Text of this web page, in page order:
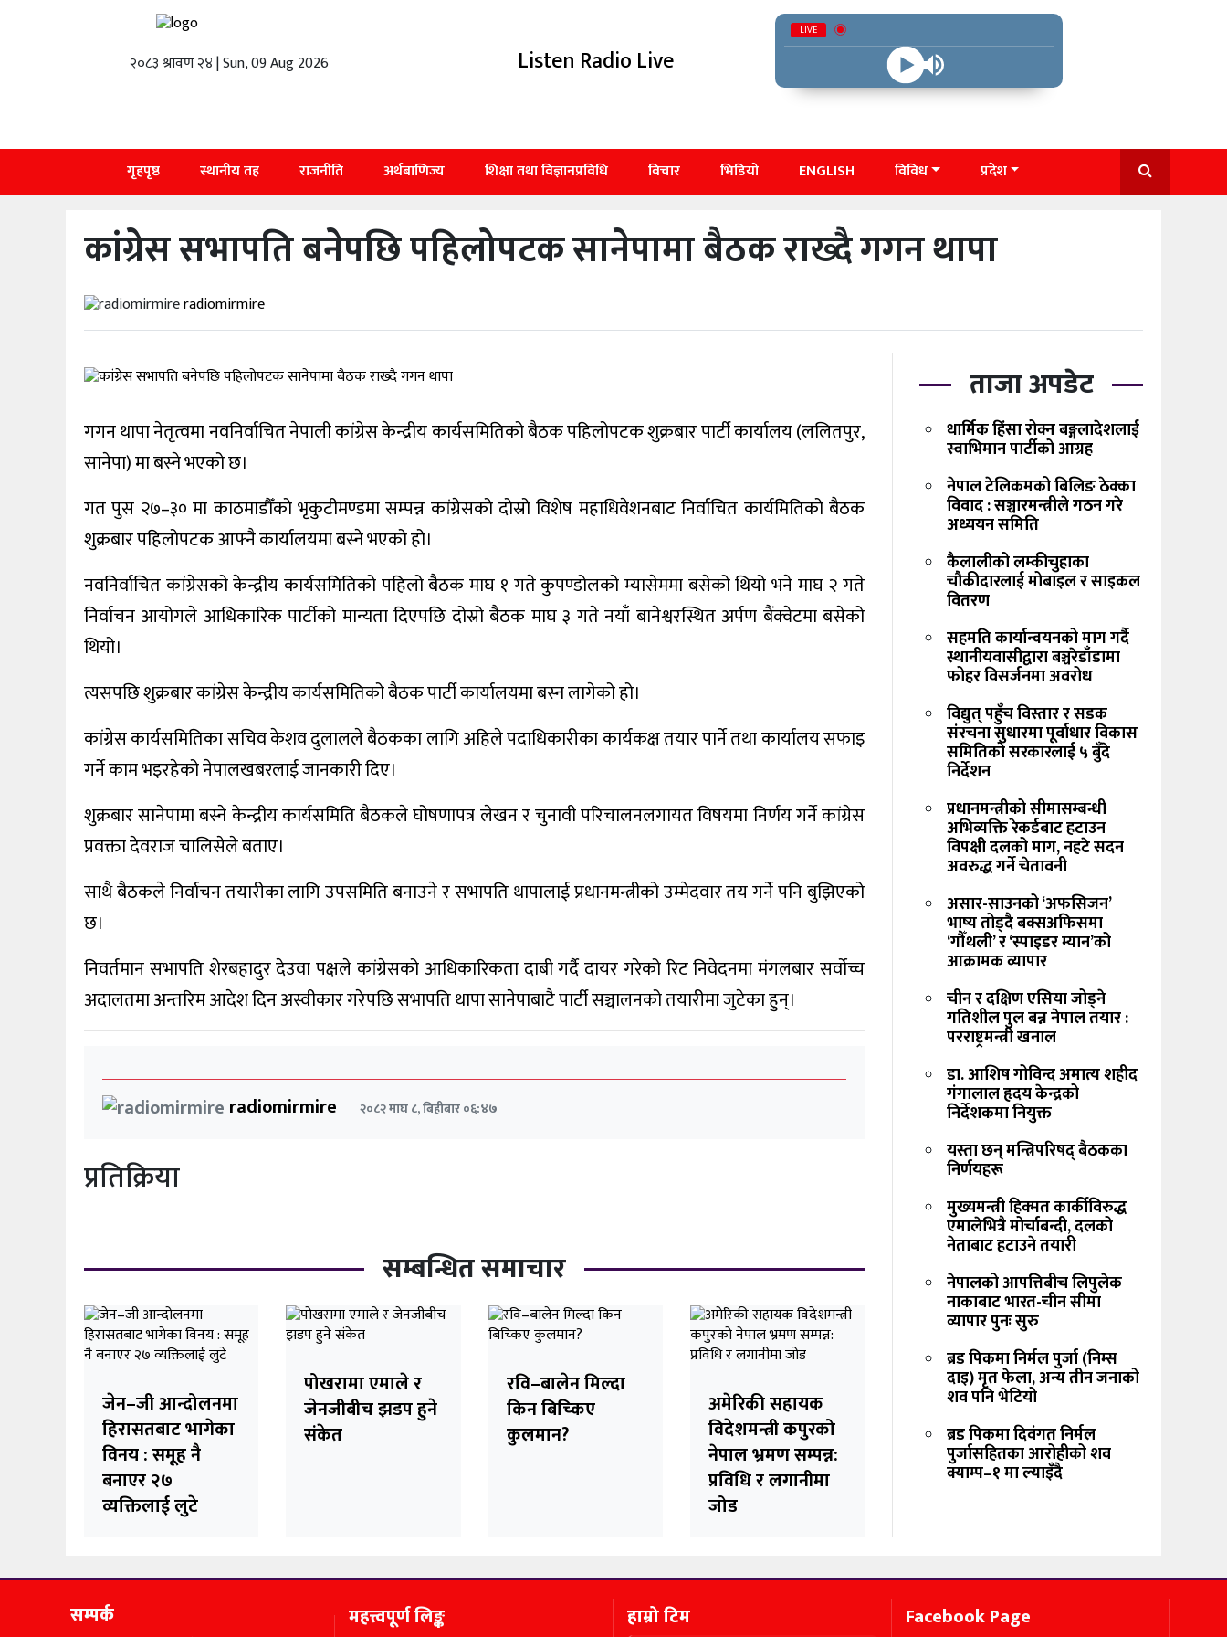
२०८३ श्रावण २४ | Sun, 09 Aug 2026 Listen Radio Live
LIVE
गृहपृष्ठ स्थानीय तह राजनीति अर्थबाणिज्य शिक्षा तथा विज्ञानप्रविधि विचार भिडियो ENGLISH विविध प्रदेश
कांग्रेस सभापति बनेपछि पहिलोपटक सानेपामा बैठक राख्दै गगन थापा
radiomirmire
गगन थापा नेतृत्वमा नवनिर्वाचित नेपाली कांग्रेस केन्द्रीय कार्यसमितिको बैठक पहिलोपटक शुक्रबार पार्टी कार्यालय (ललितपुर,
सानेपा) मा बस्ने भएको छ।
गत पुस २७–३० मा काठमाडौँको भृकुटीमण्डमा सम्पन्न कांग्रेसको दोस्रो विशेष महाधिवेशनबाट निर्वाचित कार्यमितिको बैठक
शुक्रबार पहिलोपटक आफ्नै कार्यालयमा बस्ने भएको हो।
नवनिर्वाचित कांग्रेसको केन्द्रीय कार्यसमितिको पहिलो बैठक माघ १ गते कुपण्डोलको म्यासेममा बसेको थियो भने माघ २ गते
निर्वाचन आयोगले आधिकारिक पार्टीको मान्यता दिएपछि दोस्रो बैठक माघ ३ गते नयाँ बानेश्वरस्थित अर्पण बैंक्वेटमा बसेको
थियो।
त्यसपछि शुक्रबार कांग्रेस केन्द्रीय कार्यसमितिको बैठक पार्टी कार्यालयमा बस्न लागेको हो।
कांग्रेस कार्यसमितिका सचिव केशव दुलालले बैठकका लागि अहिले पदाधिकारीका कार्यकक्ष तयार पार्ने तथा कार्यालय सफाइ
गर्ने काम भइरहेको नेपालखबरलाई जानकारी दिए।
शुक्रबार सानेपामा बस्ने केन्द्रीय कार्यसमिति बैठकले घोषणापत्र लेखन र चुनावी परिचालनलगायत विषयमा निर्णय गर्ने कांग्रेस
प्रवक्ता देवराज चालिसेले बताए।
साथै बैठकले निर्वाचन तयारीका लागि उपसमिति बनाउने र सभापति थापालाई प्रधानमन्त्रीको उम्मेदवार तय गर्ने पनि बुझिएको
छ।
निवर्तमान सभापति शेरबहादुर देउवा पक्षले कांग्रेसको आधिकारिकता दाबी गर्दै दायर गरेको रिट निवेदनमा मंगलबार सर्वोच्च
अदालतमा अन्तरिम आदेश दिन अस्वीकार गरेपछि सभापति थापा सानेपाबाटै पार्टी सञ्चालनको तयारीमा जुटेका हुन्।
radiomirmire २०८२ माघ ८, बिहीबार ०६:४७
प्रतिक्रिया
सम्बन्धित समाचार
जेन–जी आन्दोलनमा
हिरासतबाट भागेका
विनय : समूह नै
बनाएर २७
व्यक्तिलाई लुटे
पोखरामा एमाले र
जेनजीबीच झडप हुने
संकेत
रवि–बालेन मिल्दा
किन बिच्किए
कुलमान?
अमेरिकी सहायक
विदेशमन्त्री कपुरको
नेपाल भ्रमण सम्पन्न:
प्रविधि र लगानीमा
जोड
ताजा अपडेट
धार्मिक हिंसा रोक्न बङ्गलादेशलाई
स्वाभिमान पार्टीको आग्रह
नेपाल टेलिकमको बिलिङ ठेक्का
विवाद : सञ्चारमन्त्रीले गठन गरे
अध्ययन समिति
कैलालीको लम्कीचुहाका
चौकीदारलाई मोबाइल र साइकल
वितरण
सहमति कार्यान्वयनको माग गर्दै
स्थानीयवासीद्वारा बञ्चरेडाँडामा
फोहर विसर्जनमा अवरोध
विद्युत् पहुँच विस्तार र सडक
संरचना सुधारमा पूर्वाधार विकास
समितिको सरकारलाई ५ बुँदे
निर्देशन
प्रधानमन्त्रीको सीमासम्बन्धी
अभिव्यक्ति रेकर्डबाट हटाउन
विपक्षी दलको माग, नहटे सदन
अवरुद्ध गर्ने चेतावनी
असार-साउनको ‘अफसिजन’
भाष्य तोड्दै बक्सअफिसमा
‘गौँथली’ र ‘स्पाइडर म्यान’को
आक्रामक व्यापार
चीन र दक्षिण एसिया जोड्ने
गतिशील पुल बन्न नेपाल तयार :
परराष्ट्रमन्त्री खनाल
डा. आशिष गोविन्द अमात्य शहीद
गंगालाल हृदय केन्द्रको
निर्देशकमा नियुक्त
यस्ता छन् मन्त्रिपरिषद् बैठकका
निर्णयहरू
मुख्यमन्त्री हिक्मत कार्कीविरुद्ध
एमालेभित्रै मोर्चाबन्दी, दलको
नेताबाट हटाउने तयारी
नेपालको आपत्तिबीच लिपुलेक
नाकाबाट भारत-चीन सीमा
व्यापार पुनः सुरु
ब्रड पिकमा निर्मल पुर्जा (निम्स
दाइ) मृत फेला, अन्य तीन जनाको
शव पनि भेटियो
ब्रड पिकमा दिवंगत निर्मल
पुर्जासहितका आरोहीको शव
क्याम्प–१ मा ल्याइँदै
सम्पर्क महत्त्वपूर्ण लिङ्क हाम्रो टिम Facebook Page